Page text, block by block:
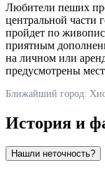
Любители пеших
центральной части
пройдет по
приятным
на личном или
предусмотрены
Ближайший город:
История и
Нашли неточность?